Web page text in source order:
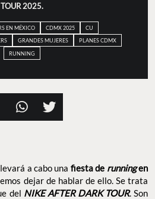
TOUR 2025.
EN MÉXICO CDMX 2025
CU
GRANDES MUJERES
PLANES CDMX
RUNNING
a cabo una fiesta de runningen
dejar de hablar de ello. Se trata
del NIKE AFTER DARK TOUR. Son